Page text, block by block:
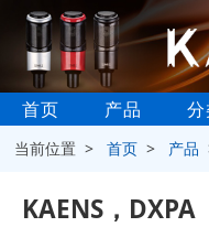
首页 产品
当前位置 >首页 > 产品
KAENS，DXPA